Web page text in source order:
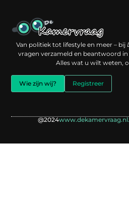
Van politiek tot lifestyle en meer – bij
vragen verzameld en beantwoord
Alles wat u wilt weten,
Wie zijn wij? Registreer
@2024www.dekamervraag.nl.